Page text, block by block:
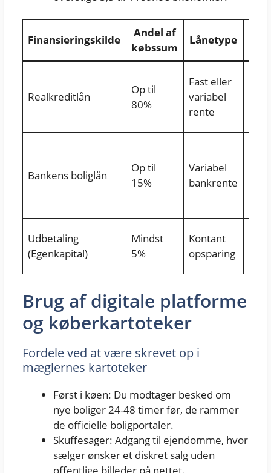
Finansieringskilde
Andel af
købssum
Lånetype
Realkreditlån
Op til
80%
Fast eller
variabel
rente
Bankens boliglån
Op til
15%
Variabel
bankrente
Udbetaling
(Egenkapital)
Mindst
5%
Kontant
opsparing
Brug af digitale platforme
og køberkartoteker
Fordele ved at være skrevet op i
mæglernes kartoteker
Først i køen: Du modtager besked om
nye boliger 24-48 timer før, de rammer
de officielle boligportaler.
Skuffesager: Adgang til ejendomme, hvor
sælger ønsker et diskret salg uden
offentlige billeder på nettet.